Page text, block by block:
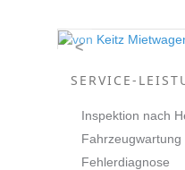
<
SERVICE-
Inspektion nach
Fahrzeugwartung
Fehlerdiagnose